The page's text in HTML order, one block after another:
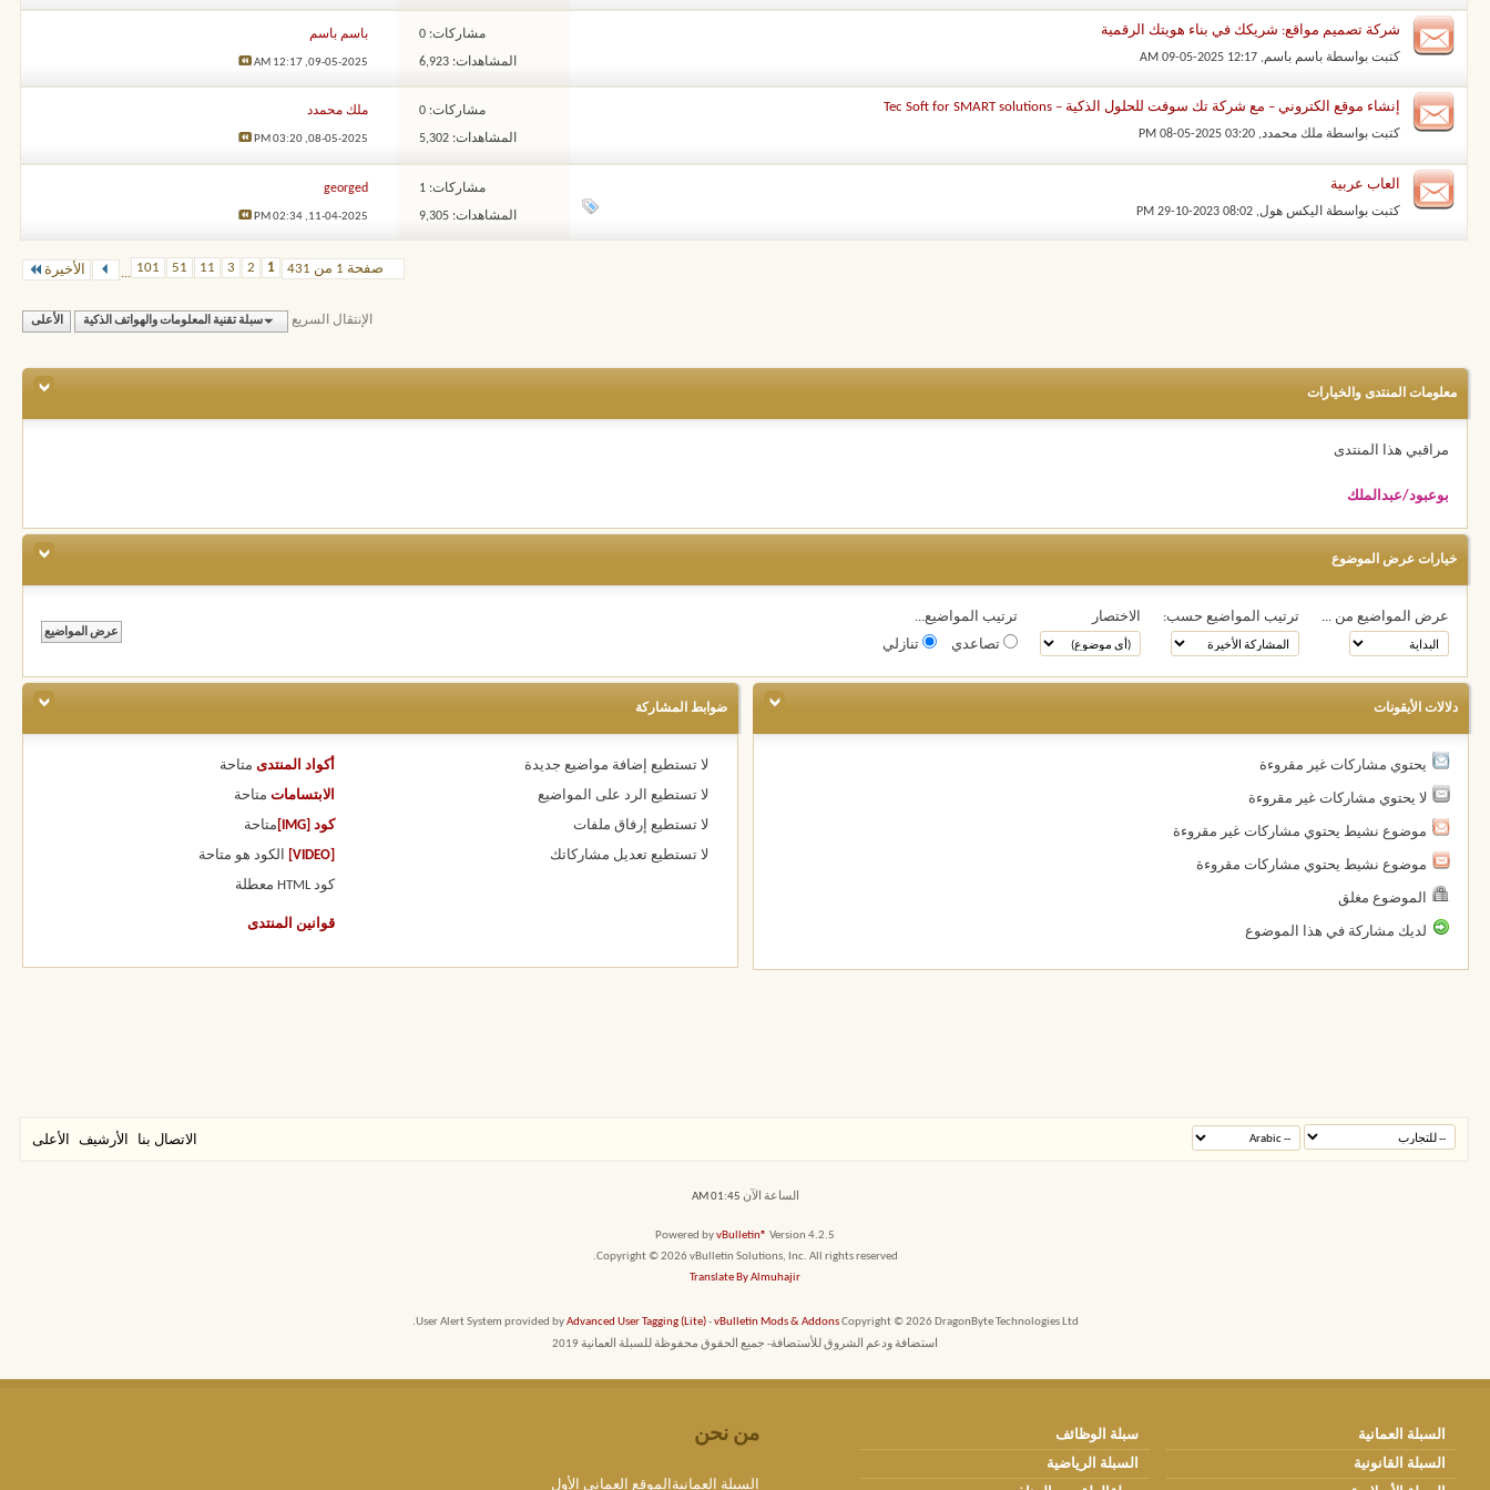
شركة تصميم مواقع: شريكك في بناء هويتك الرقمية
كتبت بواسطة باسم باسم‏, 09-05-2025 12:17 AM
مشاركات: 0
المشاهدات: 6,923
باسم باسم
09-05-2025,
12:17 AM
إنشاء موقع الكتروني – مع شركة تك سوفت للحلول الذكية – Tec Soft for SMART solutions
كتبت بواسطة ملك محمدد‏, 08-05-2025 03:20 PM
مشاركات: 0
المشاهدات: 5,302
ملك محمدد
08-05-2025,
03:20 PM
العاب عربية
كتبت بواسطة اليكس هول‏, 29-10-2023 08:02 PM
مشاركات: 1
المشاهدات: 9,305
georged
11-04-2025,
02:34 PM
صفحة 1 من 431 1
2
3
11
51
101
... الأخيرة
الإنتقال السريع سبلة تقنية المعلومات والهواتف الذكية الأعلى
معلومات المنتدى والخيارات
مراقبي هذا المنتدى
بوعبود/عبدالملك
خيارات عرض الموضوع
عرض المواضيع من ... ترتيب المواضيع حسب: الاختصار
ترتيب المواضيع...
تصاعدي
تنازلي
دلالات الأيقونات
يحتوي مشاركات غير مقروءة
لا يحتوي مشاركات غير مقروءة
موضوع نشيط يحتوي مشاركات غير مقروءة
موضوع نشيط يحتوي مشاركات مقروءة
الموضوع مغلق
لديك مشاركة في هذا الموضوع
ضوابط المشاركة
لا تستطيع إضافة مواضيع جديدة
لا تستطيع الرد على المواضيع
لا تستطيع إرفاق ملفات
لا تستطيع تعديل مشاركاتك
أكواد المنتدى متاحة
الابتسامات متاحة
كود [IMG] متاحة
الكود هو متاحة
كود HTML معطلة
قوانين المنتدى
الاتصال بنا الأرشيف الأعلى
الساعة الآن 01:45 AM
Powered byvBulletin® Version 4.2.5
Copyright © 2026 vBulletin Solutions, Inc. All rights reserved.
Translate By Almuhajir
User Alert System provided byAdvanced User Tagging (Lite)-vBulletin Mods & AddonsCopyright © 2026 DragonByte Technologies Ltd.
استضافة ودعم الشروق للأستضافة- جميع الحقوق محفوظة للسبلة العمانية 2019
السبلة العمانية
سبلة الوظائف
السبلة القانونية
السبلة الرياضية
من نحن
السبلة العمانيةالموقع العماني الأول